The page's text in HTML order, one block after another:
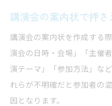
講演会の案内状で押
講演会の案内状を作成する
演会の日時・会場」「主催
演テーマ」「参加方法」な
れらが不明確だと参加者の
因となります。